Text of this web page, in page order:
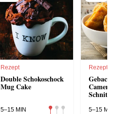
Rezept
Double Schokoschock
Mug Cake
5–15 MIN
Rezept
5–15 MIN